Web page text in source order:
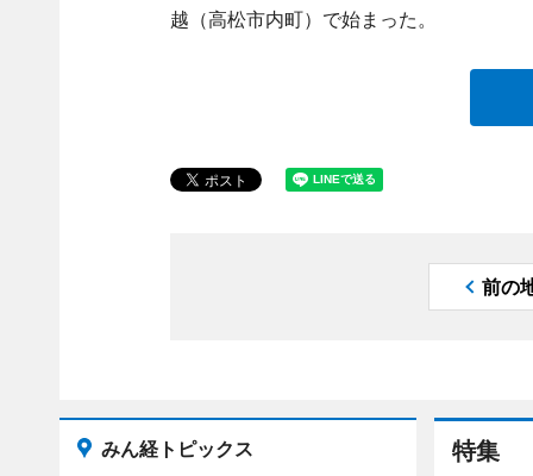
越（高松市内町）で始まった。
前の
特集
みん経トピックス